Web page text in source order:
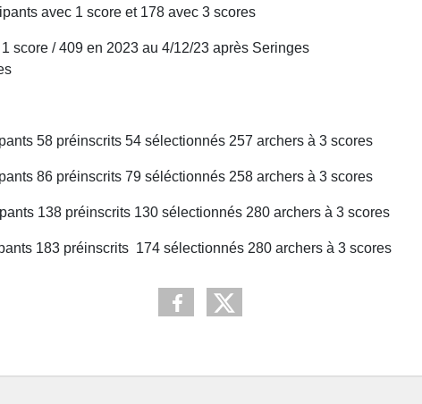
avec 1 score et 178 avec 3 scores
score / 409 en 2023 au 4/12/23 après Seringes
58 préinscrits 54 sélectionnés 257 archers à 3 scores
86 préinscrits 79 séléctionnés 258 archers à 3 scores
138 préinscrits 130 sélectionnés 280 archers à 3 scores
183 préinscrits 174 sélectionnés 280 archers à 3 scores